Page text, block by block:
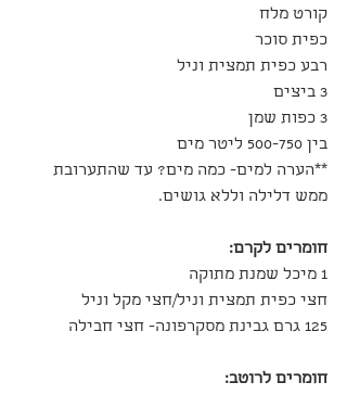
קורט מלח
כפית סוכר
רבע כפית תמצית וניל
3 ביצים
3 כפות שמן
בין 500-750 ליטר מים
**הערה למים- כמה מים? עד שהתערובת
ממש דלילה וללא גושים.
חומרים לקרם:
1 מיכל שמנת מתוקה
חצי כפית תמצית וניל/חצי מקל וניל
125 גרם גבינת מסקרפונה- חצי חבילה
חומרים לרוטב: